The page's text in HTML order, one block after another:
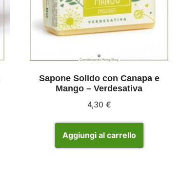
Sapone Solido con Canapa e
Mango – Verdesativa
4,30 €
Aggiungi al carrello